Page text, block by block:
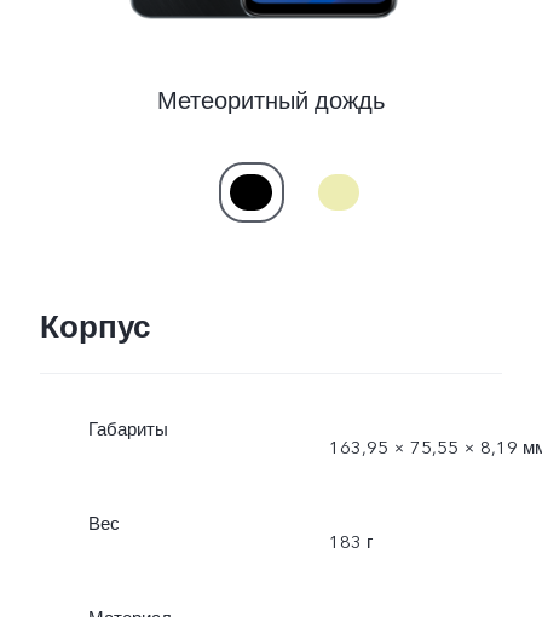
Метеоритный дождь
Корпус
Габариты
163,95 × 75,55 × 8,19
Вес
183 г